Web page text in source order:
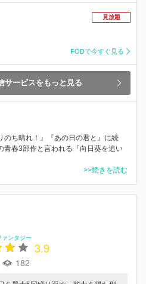
見放題
FODで今すぐ見る
サービスをもっと見る
のち晴れ！』『あの日の君と』に続
青春3部作と言われる『向日葵を追い
>>続きを読む
ァンタジー
3.9
182